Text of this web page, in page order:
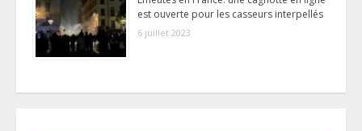
est ouverte pour les casseurs interpellés
6 juillet 2023